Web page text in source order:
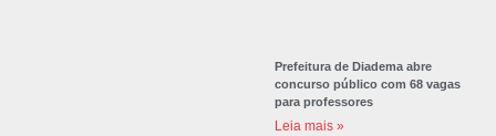
Prefeitura de Diadema abre
concurso público com 68 vagas
para professores
Leia mais »